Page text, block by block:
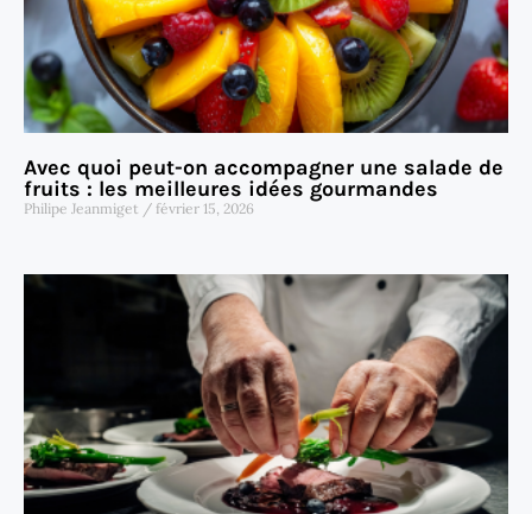
Avec quoi peut-on accompagner une salade de
fruits : les meilleures idées gourmandes
Philipe Jeanmiget février 15, 2026